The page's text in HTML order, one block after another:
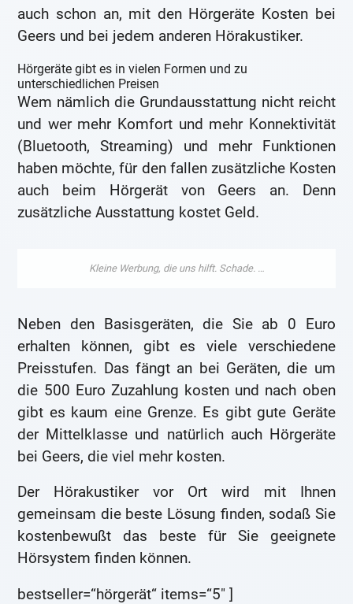
auch schon an, mit den Hörgeräte Kosten bei
Geers und bei jedem anderen Hörakustiker.
Hörgeräte gibt es in vielen Formen und zu
unterschiedlichen Preisen
Wem nämlich die Grundausstattung nicht reicht
und wer mehr Komfort und mehr Konnektivität
(Bluetooth, Streaming) und mehr Funktionen
haben möchte, für den fallen zusätzliche Kosten
auch beim Hörgerät von Geers an. Denn
zusätzliche Ausstattung kostet Geld.
Neben den Basisgeräten, die Sie ab 0 Euro
erhalten können, gibt es viele verschiedene
Preisstufen. Das fängt an bei Geräten, die um
die 500 Euro Zuzahlung kosten und nach oben
gibt es kaum eine Grenze. Es gibt gute Geräte
der Mittelklasse und natürlich auch Hörgeräte
bei Geers, die viel mehr kosten.
Der Hörakustiker vor Ort wird mit Ihnen
gemeinsam die beste Lösung finden, sodaß Sie
kostenbewußt das beste für Sie geeignete
Hörsystem finden können.
bestseller=“hörgerät“ items=“5″ ]